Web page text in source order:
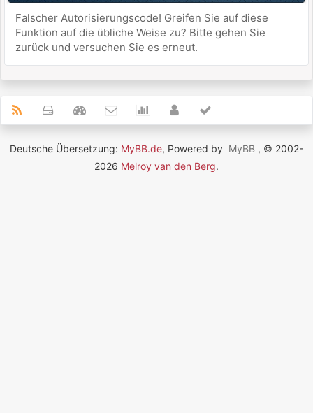
Falscher Autorisierungscode! Greifen Sie auf diese
Funktion auf die übliche Weise zu? Bitte gehen Sie
zurück und versuchen Sie es erneut.
Deutsche Übersetzung: MyBB.de, Powered by MyBB , © 2002-
2026 Melroy van den Berg.